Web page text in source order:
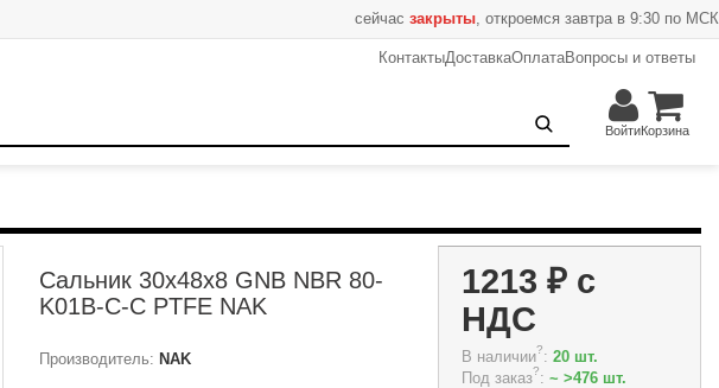
сейчас закрыты, откроемся завтра в 9:30 по МСК
КонтактыДоставкаОплатаВопросы и ответы
ВойтиКорзина
Сальник 30x48x8 GNB NBR 80-
K01B-C-C PTFE NAK
Производитель: NAK
1213 ₽с
НДС
В наличии?: 20 шт.
Под заказ?: ~ >476 шт.
+ В корзину